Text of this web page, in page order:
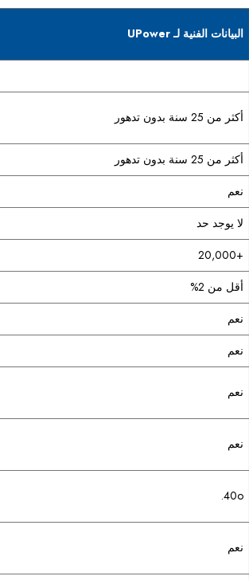
البيانات الفنية لـ UPower
أكثر من 25 سنة بدون تدهور
أكثر من 25 سنة بدون تدهور
نعم
لا يوجد حد
+20,000
أقل من 2%
نعم
نعم
نعم
نعم
40o.
نعم